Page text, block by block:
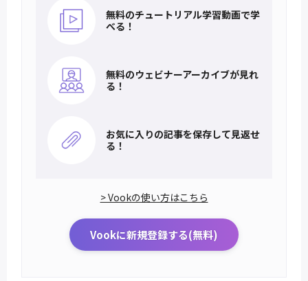
無料のチュートリアル学習動画で学
べる！
無料のウェビナーアーカイブが見れ
る！
お気に入りの記事を保存して見返せ
る！
> Vookの使い方はこちら
Vookに新規登録する(無料)